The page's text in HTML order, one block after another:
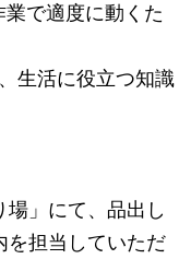
で適度に動くた
生活に役立つ知識
」にて、品出し
を担当していただ